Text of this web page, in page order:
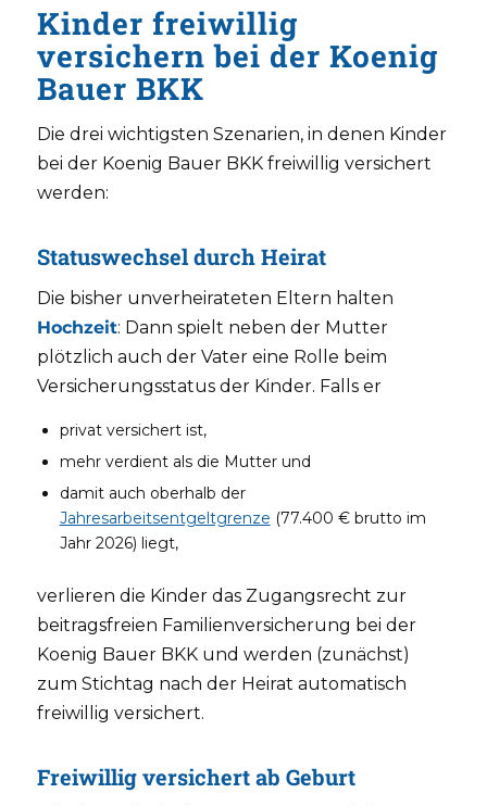
Kinder freiwillig
versichern bei der Koenig
Bauer BKK
Die drei wichtigsten Szenarien, in denen Kinder
bei der Koenig Bauer BKK freiwillig versichert
werden:
Statuswechsel durch Heirat
Die bisher unverheirateten Eltern halten
Hochzeit: Dann spielt neben der Mutter
plötzlich auch der Vater eine Rolle beim
Versicherungsstatus der Kinder. Falls er
privat versichert ist,
mehr verdient als die Mutter und
damit auch oberhalb der
Jahresarbeitsentgeltgrenze (77.400 € brutto im
Jahr 2026) liegt,
verlieren die Kinder das Zugangsrecht zur
beitragsfreien Familienversicherung bei der
Koenig Bauer BKK und werden (zunächst)
zum Stichtag nach der Heirat automatisch
freiwillig versichert.
Freiwillig versichert ab Geburt